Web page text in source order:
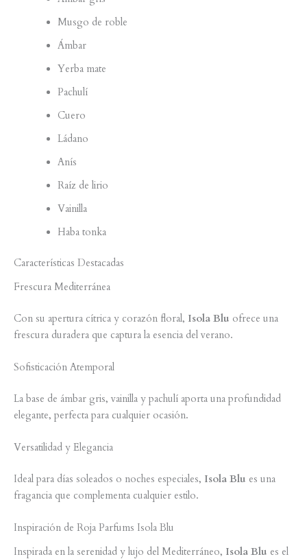
Musgo de roble
Ámbar
Yerba mate
Pachulí
Cuero
Ládano
Anís
Raíz de lirio
Vainilla
Haba tonka
Características Destacadas
Frescura Mediterránea
Con su apertura cítrica y corazón floral, Isola Blu ofrece una
frescura duradera que captura la esencia del verano.
Sofisticación Atemporal
La base de ámbar gris, vainilla y pachulí aporta una profundidad
elegante, perfecta para cualquier ocasión.
Versatilidad y Elegancia
Ideal para días soleados o noches especiales, Isola Blu es una
fragancia que complementa cualquier estilo.
Inspiración de Roja Parfums Isola Blu
Inspirada en la serenidad y lujo del Mediterráneo, Isola Blu es el